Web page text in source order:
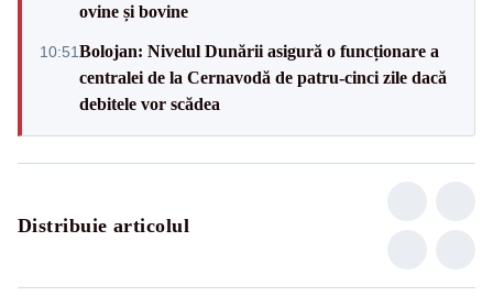
ovine și bovine
10:51Bolojan: Nivelul Dunării asigură o funcționare a
centralei de la Cernavodă de patru-cinci zile dacă
debitele vor scădea
Distribuie articolul